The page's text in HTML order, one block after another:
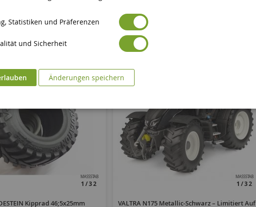
MASSSTAB
1/32
Kipprad 46;5x25mm
MASSSTAB
1/32
VALTRA N175 Metallic-Schwarz – Limitiert Auf
Statistiken und Präferenzen
und Sicherheit
Änderungen speichern